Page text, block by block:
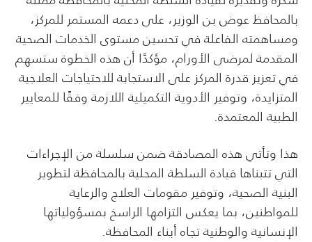
بالمحافظ عوض بن الوزير، على دعمه المستمر للمركز،
ومساهمته الفاعلة في تحسين مستوى الخدمات الصحية
المقدمة لمرضى الأورام، مؤكدًا أن هذه الخطوة ستسهم
في تعزيز قدرة المركز على الاستجابة للاحتياجات العلاجية
المتزايدة، وتوفير الأدوية التكميلية اللازمة وفقًا للمعايير
الطبية المعتمدة.
هذا وتأتي هذه المصادقة ضمن سلسلة من الإجراءات
التي تتبناها قيادة السلطة المحلية بالمحافظة لتطوير
البنية الصحية، وتوفير مقومات العلاج والرعاية
للمواطنين، بما يعكس التزامها الراسخ بمسؤولياتها
الإنسانية والوطنية تجاه أبناء المحافظة.